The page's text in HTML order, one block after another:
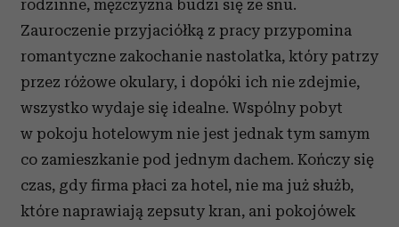
rodzinne, mężczyzna budzi się ze snu.
Zauroczenie przyjaciółką z pracy przypomina
romantyczne zakochanie nastolatka, który patrzy
przez różowe okulary, i dopóki ich nie zdejmie,
wszystko wydaje się idealne. Wspólny pobyt
w pokoju hotelowym nie jest jednak tym samym
co zamieszkanie pod jednym dachem. Kończy się
czas, gdy firma płaci za hotel, nie ma już służb,
które naprawiają zepsuty kran, ani pokojówek